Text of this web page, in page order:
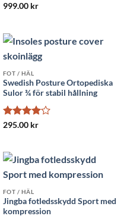
Betygsatt
999.00 kr
FOT / HÄL
Swedish Posture Ortopediska
Sulor ¾ för stabil hållning
Betygsatt
295.00 kr
FOT / HÄL
Jingba fotledsskydd Sport med
kompression